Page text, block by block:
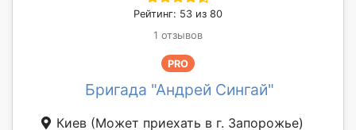
Рейтинг: 53 из 80
1 отзывов
PRO
Бригада "Андрей Сингай"
Киев (Может приехать в г. Запорожье)